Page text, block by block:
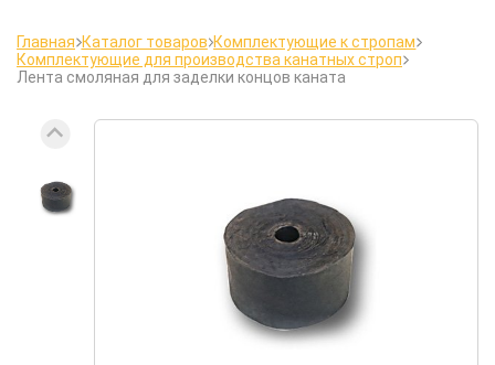
Главная Каталог товаров Комплектующие к стропам
Комплектующие для производства канатных строп
Лента смоляная для заделки концов каната